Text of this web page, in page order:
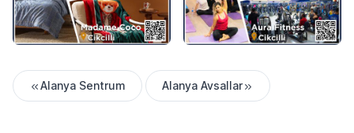
Alanya Sentrum Alanya Avsallar